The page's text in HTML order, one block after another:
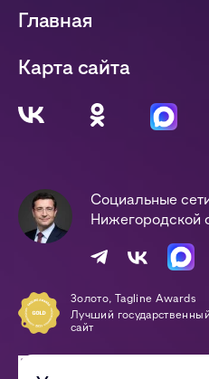
Главная
Карта сайта
Социальные
Нижегородской
Золото, Tagline Awards
Лучший государственный
сайт